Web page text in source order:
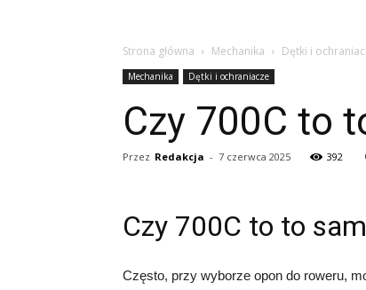
Strona główna Mechanika Dętki i
Mechanika Dętki i ochraniacze
Czy 700C to
Przez Redakcja - 7 czerwca 2025 392
Czy 700C to to
Często, przy wyborze opon do roweru,